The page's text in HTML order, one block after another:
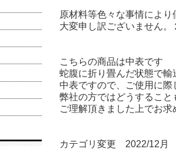
原材料等色々な事情により
大変申し訳ございません。
こちらの商品は中表です
蛇腹に折り畳んだ状態で
中表ですので、ご使用に
弊社の方ではどうするこ
ご理解頂きました上でお
カテゴリ変更 2022/12月